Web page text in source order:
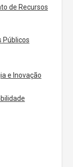
de Recursos
Públicos
e Inovação